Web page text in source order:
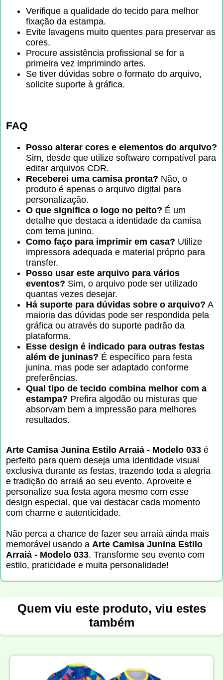
Verifique a qualidade do tecido para melhor
fixação da estampa.
Evite lavagens muito quentes para preservar as
cores.
Procure assistência profissional se for a
primeira vez imprimindo artes.
Se tiver dúvidas sobre o formato do arquivo,
solicite suporte à gráfica.
FAQ
Posso alterar cores e elementos do arquivo?
Sim, desde que utilize software compatível para
editar arquivos CDR.
Receberei uma camisa pronta? Não, o
produto é apenas o arquivo digital para
personalização.
O que significa o logo no peito? É um
detalhe que destaca a identidade da camisa
com tema junino.
Como faço para imprimir em casa? Utilize
impressora adequada e material próprio para
transfer.
Posso usar este arquivo para vários
eventos? Sim, o arquivo pode ser utilizado
quantas vezes desejar.
Há suporte para dúvidas sobre o arquivo? A
maioria das dúvidas pode ser respondida pela
gráfica ou através do suporte padrão da
plataforma.
Esse design é indicado para outras festas
além de juninas? É específico para festa
junina, mas pode ser adaptado conforme
preferências.
Qual tipo de tecido combina melhor com a
estampa? Prefira algodão ou misturas que
absorvam bem a impressão para melhores
resultados.
Arte Camisa Junina Estilo Arraiá - Modelo 033 é
perfeito para quem deseja uma identidade visual
exclusiva durante as festas, trazendo toda a alegria
e tradição do arraiá ao seu evento. Aproveite e
personalize sua festa agora mesmo com esse
design especial, que vai destacar cada momento
com charme e autenticidade.
Não perca a chance de fazer seu arraiá ainda mais
memorável usando a Arte Camisa Junina Estilo
Arraiá - Modelo 033. Transforme seu evento com
estilo, praticidade e muita personalidade!
Quem viu este produto, viu estes
também